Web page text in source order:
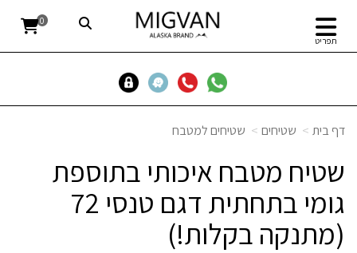
תפריט
0
דף בית שטיחים שטיחים למטבח
שטיח מטבח איכותי בתוספת
גומי בתחתית דגם טנסי 72
(מתנקה בקלות!)